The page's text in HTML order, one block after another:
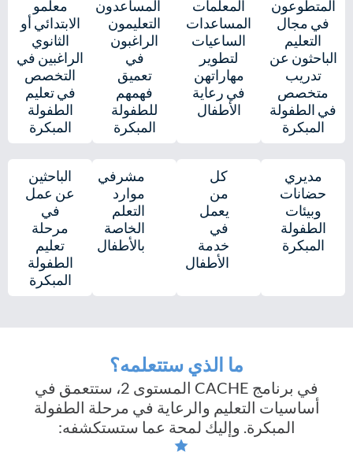
المتطوعون
في مجال
التعليم
الباحثون عن
تدريب
متخصص
في الطفولة
المبكرة​
المعلمات
المساعدات
الساعيات
لتطوير
مهاراتهن
في رعاية
الأطفال​
المساعدون
التعليمون
الراغبون
في
تعميق
فهمهم
للطفولة
المبكرة​
معلمو
الابتدائي أو
الثانوي
الراغبين في
التخصص
في تعليم
الطفولة
المبكرة​
مديري
حضانات
وبيئات
الطفولة
المبكرة​
كل
من
يعمل
في
خدمة
الأطفال​
مشرفي
موارد
التعلم
الخاصة
بالأطفال
الباحثين
عن عمل
في
مرحلة
تعليم
الطفولة
المبكرة​
ما الذي ستتعلمه؟
في برنامج CACHE المستوى 2، ستتعمق في
أساسيات التعليم والرعاية في مرحلة الطفولة
المبكرة. وإليك لمحة عما ستستكشفه: